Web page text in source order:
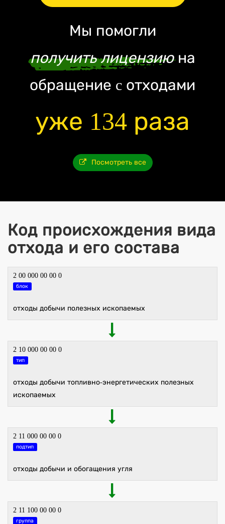
Мы помогли
получить лицензиюна
обращение c отходами
уже 134 раза
Посмотреть все
Код происхождения вида
отхода и его состава
2 00 000 00 00 0
блок
отходы добычи полезных ископаемых
2 10 000 00 00 0
тип
отходы добычи топливно-энергетических полезных
ископаемых
2 11 000 00 00 0
подтип
отходы добычи и обогащения угля
2 11 100 00 00 0
группа